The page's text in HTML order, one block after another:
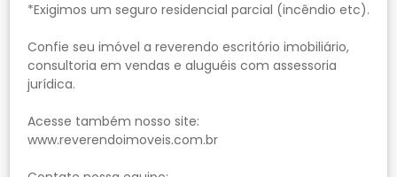
*Exigimos um seguro residencial parcial (incêndio etc).
Confie seu imóvel a reverendo escritório imobiliário,
consultoria em vendas e aluguéis com assessoria
jurídica.
Acesse também nosso site:
www.reverendoimoveis.com.br